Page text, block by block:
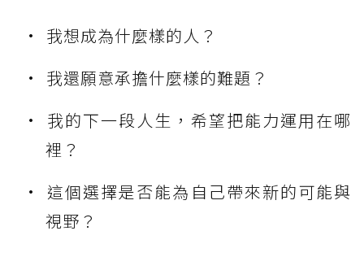
我想成為什麼樣的人？
我還願意承擔什麼樣的難題？
我的下一段人生，希望把能力運用在哪
裡？
這個選擇是否能為自己帶來新的可能與
視野？